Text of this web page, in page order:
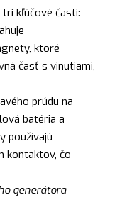
kľúčové časti:
ktoré
časť s vinutiami,
prúdu na
batéria a
používajú
kontaktov, čo
generátora